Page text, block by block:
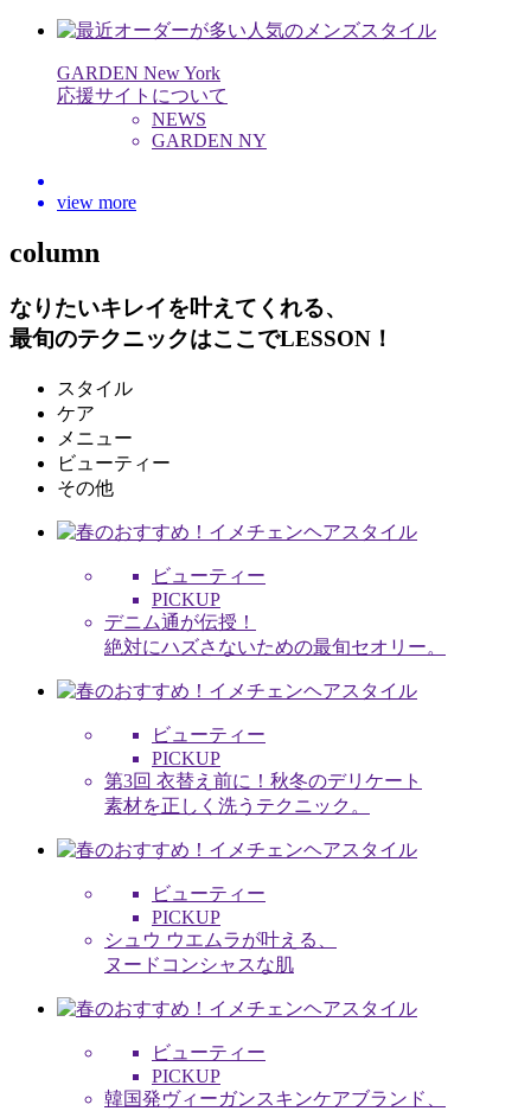
GARDEN New York
応援サイトについて
NEWS
GARDEN NY
view more
column
なりたいキレイを叶えてくれる、
最旬のテクニックはここでLESSON！
スタイル
ケア
メニュー
ビューティー
その他
ビューティー
PICKUP
デニム通が伝授！
絶対にハズさないための最旬セオリー。
ビューティー
PICKUP
第3回 衣替え前に！秋冬のデリケート
素材を正しく洗うテクニック。
ビューティー
PICKUP
シュウ ウエムラが叶える、
ヌードコンシャスな肌
ビューティー
PICKUP
韓国発ヴィーガンスキンケアブランド、